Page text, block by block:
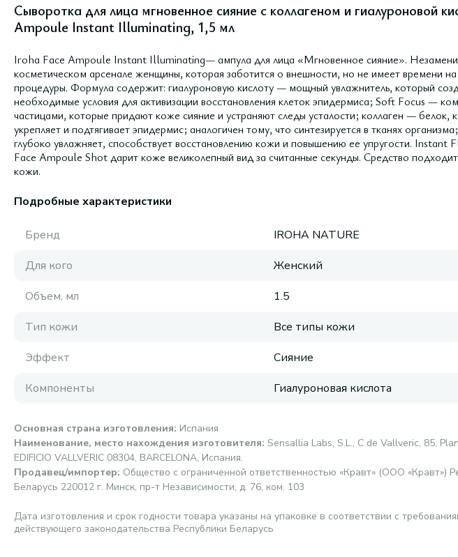
Сыворотка для лица мгновенное сияние с коллагеном и гиалуроновой
Ampoule Instant Illuminating, 1,5 мл
Iroha Face Ampoule Instant Illuminating— ампула для лица «Мгновенное сияние».
косметическом арсенале женщины, которая заботится о внешности, но не имеет времени на
процедуры. Формула содержит: гиалуроновую кислоту — мощный увлажнитель, который
необходимые условия для активизации восстановления клеток эпидермиса; Soft Focus —
частицами, которые придают коже сияние и устраняют следы усталости; коллаген — белок,
укрепляет и подтягивает эпидермис; аналогичен тому, что синтезируется в тканях
глубоко увлажняет, способствует восстановлению кожи и повышению ее упругости. Instant
Face Ampoule Shot дарит коже великолепный вид за считанные секунды. Средство
кожи.
Подробные характеристики
Бренд
IROHA NATURE
Для кого
Женский
Объем, мл
1.5
Тип кожи
Все типы кожи
Эффект
Сияние
Компоненты
Гиалуроновая кислота
Основная страна изготовления: Испания
Наименование, место нахождения изготовителя: Sensallia Labs, S.L., C de Vallveric, 85,
EDIFICIO VALLVERIC 08304, BARCELONA, Испания.
Продавец/импортер: Общество с ограниченной ответственностью «Кравт» (ООО «Кравт»)
Беларусь 220012 г. Минск, пр-т Независимости, д. 76, ком. 103
Дата изготовления и срок годности товара указаны на упаковке в соответствии с
действующего законодательства Республики Беларусь